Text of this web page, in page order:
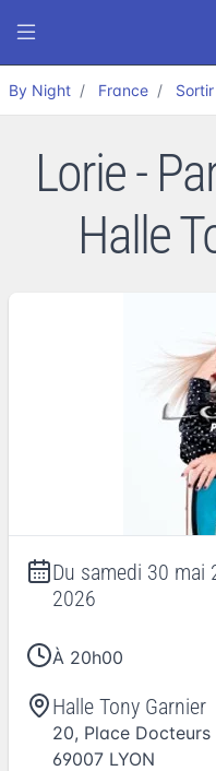
By Night France
Lorie -
Halle
Du samedi 30 mai
2026
À 20h00
Halle Tony Garnier
20, Place Docteurs
69007 LYON